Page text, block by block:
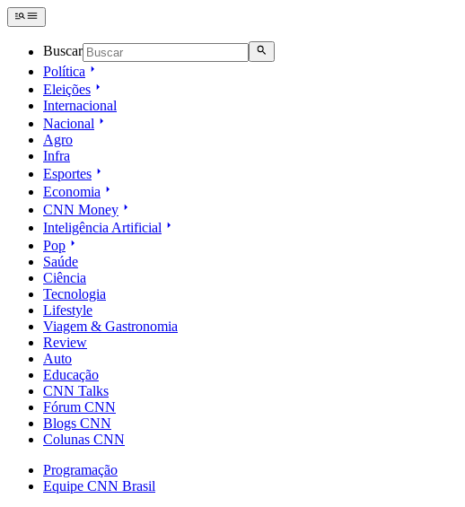
Buscar
Política
Eleições
Internacional
Nacional
Agro
Infra
Esportes
Economia
CNN Money
Inteligência Artificial
Pop
Saúde
Ciência
Tecnologia
Lifestyle
Viagem & Gastronomia
Review
Auto
Educação
CNN Talks
Fórum CNN
Blogs CNN
Colunas CNN
Programação
Equipe CNN Brasil